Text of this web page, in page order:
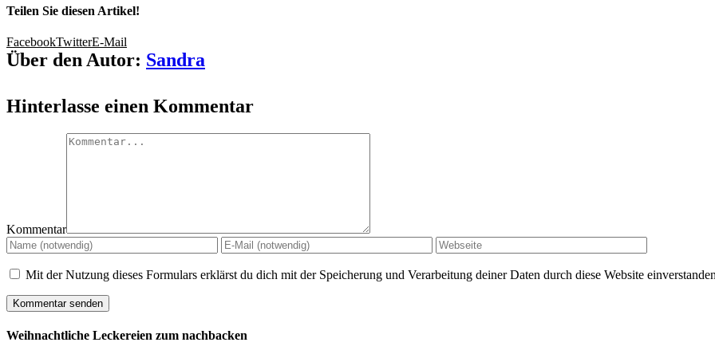
Teilen Sie diesen Artikel!
FacebookTwitterE-Mail
Über den Autor: Sandra
Hinterlasse einen Kommentar
Kommentar
Mit der Nutzung dieses Formulars erklärst du dich mit der Speicherung und Verarbeitung deiner Daten durch diese Website
Weihnachtliche Leckereien zum nachbacken